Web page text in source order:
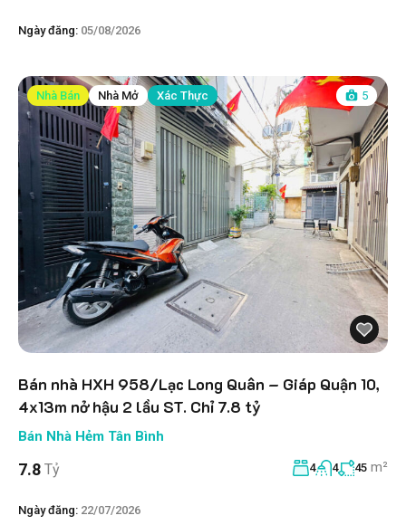
Ngày đăng: 05/08/2026
Nhà Bán Nhà Mở Xác Thực 5
Bán nhà HXH 958/Lạc Long Quân – Giáp Quận 10,
4x13m nở hậu 2 lầu ST. Chỉ 7.8 tỷ
Bán Nhà Hẻm Tân Bình
7.8 Tỷ 4 4 45 m²
Ngày đăng: 22/07/2026